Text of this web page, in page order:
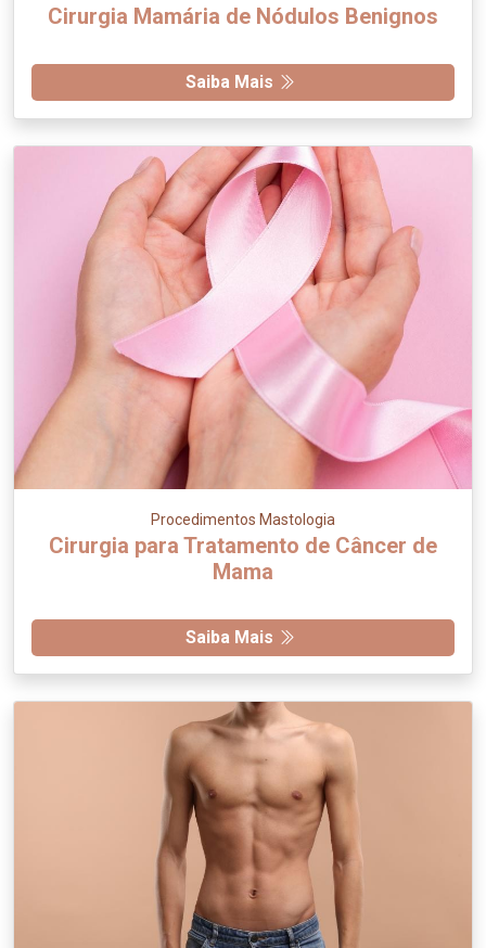
Cirurgia Mamária de Nódulos Benignos
Saiba Mais
Procedimentos Mastologia
Cirurgia para Tratamento de Câncer de
Mama
Saiba Mais